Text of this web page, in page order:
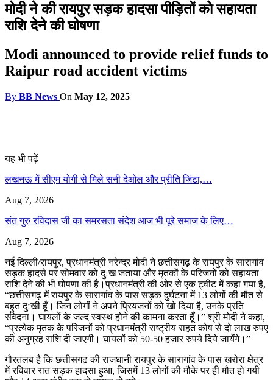
मोदी ने की रायपुर सड़क हादसा पीड़ितों को सहायता
राशि देने की घोषणा
Modi announced to provide relief funds to
Raipur road accident victims
By BB News On May 12, 2025
यह भी पढ़ें
लखनऊ में सीएम योगी से मिले सनी देओल और प्रीति जिंटा,…
Aug 7, 2026
संत गुरु रविदास जी का समरसता संदेश आज भी पूरे समाज के लिए…
Aug 7, 2026
नई दिल्ली/रायपुर, प्रधानमंत्री नरेन्द्र मोदी ने छत्तीसगढ़ के रायपुर के सारागांव
सड़क हादसे पर सोमवार को दुःख जताया और मृतकों के परिजनों को सहायता
राशि देने की भी घोषणा की है।प्रधानमंत्री की ओर से एक ट्वीट में कहा गया है,
“छत्तीसगढ़ में रायपुर के सारागांव के पास सड़क दुर्घटना में 13 लोगों की मौत से
बहुत दुःखी हूँ। जिन लोगों ने अपने प्रियजनों को खो दिया है, उनके प्रति
संवेदना। घायलों के जल्द स्वस्थ होने की कामना करता हूँ।” श्री मोदी ने कहा,
“प्रत्येक मृतक के परिजनों को प्रधानमंत्री राष्ट्रीय राहत कोष से दो लाख रुपए
की अनुग्रह राशि दी जाएगी। घायलों को 50-50 हजार रुपये दिये जायेंगे।”
गौरतलब है कि छत्तीसगढ़ की राजधानी रायपुर के सारागांव के पास खरोरा क्षेत्र
में रविवार रात सड़क हादसा हुआ, जिसमें 13 लोगों की मौके पर ही मौत हो गयी